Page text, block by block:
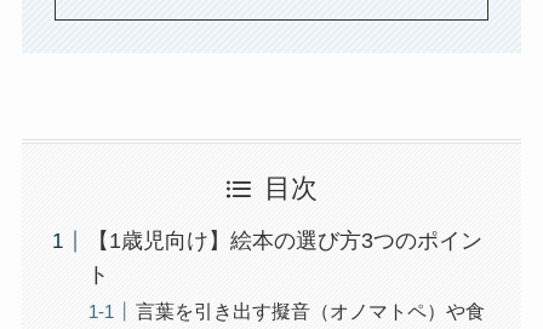
目次
【1歳児向け】絵本の選び方3つのポイン
ト
言葉を引き出す擬音（オノマトペ）や食